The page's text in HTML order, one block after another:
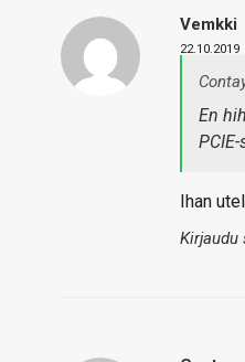
Vemkki
22.10.2019
En
Ihan
Kirjaudu